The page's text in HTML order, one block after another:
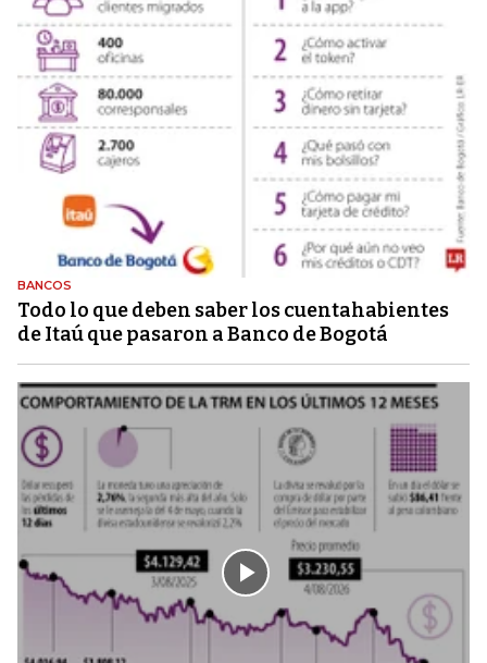
BANCOS
Todo lo que deben saber los cuentahabientes
de Itaú que pasaron a Banco de Bogotá